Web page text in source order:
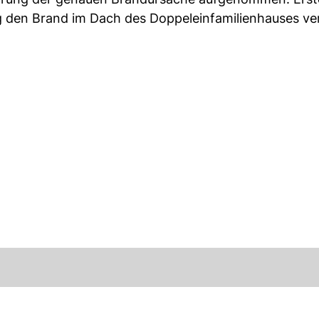
Brand im Dach des Doppeleinfamilienhauses